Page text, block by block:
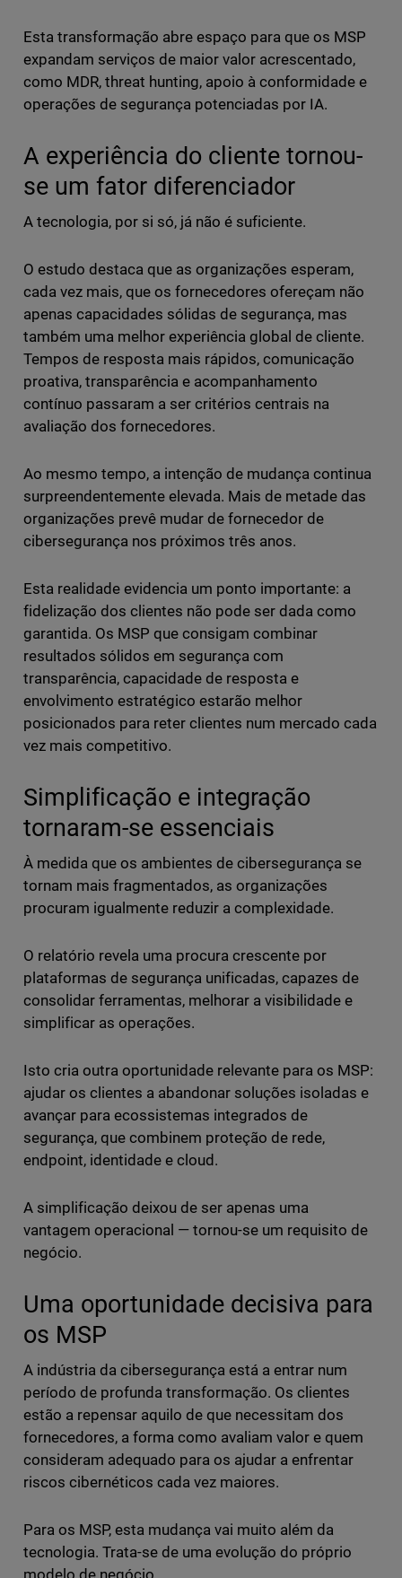
Esta transformação abre espaço para que os MSP
expandam serviços de maior valor acrescentado,
como MDR, threat hunting, apoio à conformidade e
operações de segurança potenciadas por IA.
A experiência do cliente tornou-
se um fator diferenciador
A tecnologia, por si só, já não é suficiente.
O estudo destaca que as organizações esperam,
cada vez mais, que os fornecedores ofereçam não
apenas capacidades sólidas de segurança, mas
também uma melhor experiência global de cliente.
Tempos de resposta mais rápidos, comunicação
proativa, transparência e acompanhamento
contínuo passaram a ser critérios centrais na
avaliação dos fornecedores.
Ao mesmo tempo, a intenção de mudança continua
surpreendentemente elevada. Mais de metade das
organizações prevê mudar de fornecedor de
cibersegurança nos próximos três anos.
Esta realidade evidencia um ponto importante: a
fidelização dos clientes não pode ser dada como
garantida. Os MSP que consigam combinar
resultados sólidos em segurança com
transparência, capacidade de resposta e
envolvimento estratégico estarão melhor
posicionados para reter clientes num mercado cada
vez mais competitivo.
Simplificação e integração
tornaram-se essenciais
À medida que os ambientes de cibersegurança se
tornam mais fragmentados, as organizações
procuram igualmente reduzir a complexidade.
O relatório revela uma procura crescente por
plataformas de segurança unificadas, capazes de
consolidar ferramentas, melhorar a visibilidade e
simplificar as operações.
Isto cria outra oportunidade relevante para os MSP:
ajudar os clientes a abandonar soluções isoladas e
avançar para ecossistemas integrados de
segurança, que combinem proteção de rede,
endpoint, identidade e cloud.
A simplificação deixou de ser apenas uma
vantagem operacional — tornou-se um requisito de
negócio.
Uma oportunidade decisiva para
os MSP
A indústria da cibersegurança está a entrar num
período de profunda transformação. Os clientes
estão a repensar aquilo de que necessitam dos
fornecedores, a forma como avaliam valor e quem
consideram adequado para os ajudar a enfrentar
riscos cibernéticos cada vez maiores.
Para os MSP, esta mudança vai muito além da
tecnologia. Trata-se de uma evolução do próprio